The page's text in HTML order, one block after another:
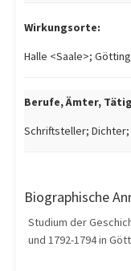
Wirkungsorte:
Halle <Saale>;
Berufe, Ämter,
Schriftsteller;
Biographische
Studium der
und 1792-1794 in